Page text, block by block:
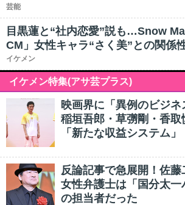
芸能
目黒蓮と“社内恋愛”説も…Snow
CM」女性キャラ“さく美”との関係
イケメン
イケメン特集(アサ芸プラス)
映画界に「異例のビジネ
稲垣吾郎・草彅剛・香取
「新たな収益システム」
反論記事で急展開！佐藤
女性弁護士は「国分太一
の担当者だった